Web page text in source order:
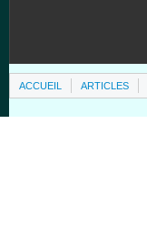
ACCUEIL ARTICLES